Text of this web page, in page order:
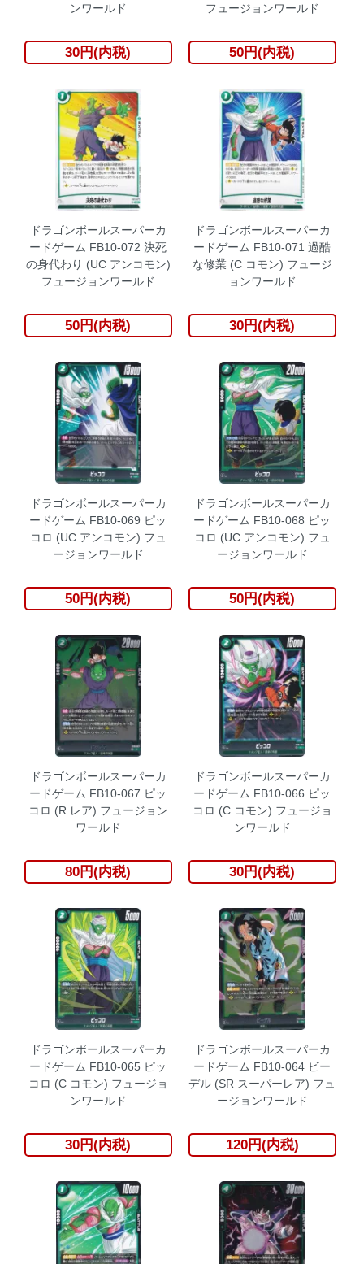
ンワールド
30円(内税)
フュージョンワールド
50円(内税)
ドラゴンボールスーパーカ
ードゲーム FB10-072 決死
の身代わり (UC アンコモン)
フュージョンワールド
50円(内税)
ドラゴンボールスーパーカ
ードゲーム FB10-071 過酷
な修業 (C コモン) フュージ
ョンワールド
30円(内税)
ドラゴンボールスーパーカ
ードゲーム FB10-069 ピッ
コロ (UC アンコモン) フュ
ージョンワールド
50円(内税)
ドラゴンボールスーパーカ
ードゲーム FB10-068 ピッ
コロ (UC アンコモン) フュ
ージョンワールド
50円(内税)
ドラゴンボールスーパーカ
ードゲーム FB10-067 ピッ
コロ (R レア) フュージョン
ワールド
80円(内税)
ドラゴンボールスーパーカ
ードゲーム FB10-066 ピッ
コロ (C コモン) フュージョ
ンワールド
30円(内税)
ドラゴンボールスーパーカ
ードゲーム FB10-065 ピッ
コロ (C コモン) フュージョ
ンワールド
30円(内税)
ドラゴンボールスーパーカ
ードゲーム FB10-064 ビー
デル (SR スーパーレア) フュ
ージョンワールド
120円(内税)